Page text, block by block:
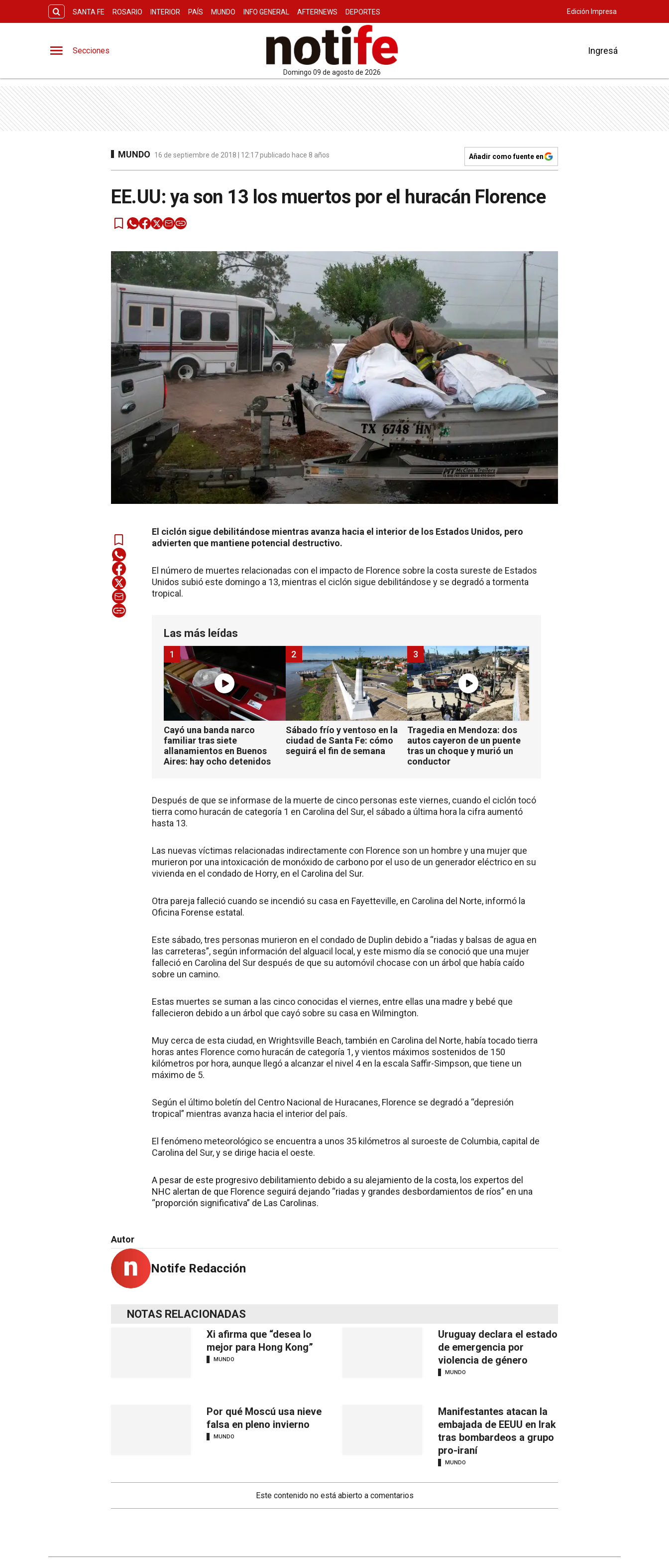
SANTA FE ROSARIO INTERIOR PAÍS MUNDO INFO GENERAL AFTERNEWS DEPORTES Edición Impresa
Secciones
domingo 09 de agosto de 2026
Ingresá
MUNDO 16 de septiembre de 2018 | 12:17 publicado hace 8 años Añadir como fuente en
EE.UU: ya son 13 los muertos por el huracán Florence
El ciclón sigue debilitándose mientras avanza hacia el interior de los Estados Unidos, pero
advierten que mantiene potencial destructivo.
El número de muertes relacionadas con el impacto de Florence sobre la costa sureste de Estados
Unidos subió este domingo a 13, mientras el ciclón sigue debilitándose y se degradó a tormenta
tropical.
Las más leídas
Cayó una banda narco
familiar tras siete
allanamientos en Buenos
Aires: hay ocho detenidos
1
Sábado frío y ventoso en la
ciudad de Santa Fe: cómo
seguirá el fin de semana
2
Tragedia en Mendoza: dos
autos cayeron de un puente
tras un choque y murió un
conductor
3
Después de que se informase de la muerte de cinco personas este viernes, cuando el ciclón tocó
tierra como huracán de categoría 1 en Carolina del Sur, el sábado a última hora la cifra aumentó
hasta 13.
Las nuevas víctimas relacionadas indirectamente con Florence son un hombre y una mujer que
murieron por una intoxicación de monóxido de carbono por el uso de un generador eléctrico en su
vivienda en el condado de Horry, en el Carolina del Sur.
Otra pareja falleció cuando se incendió su casa en Fayetteville, en Carolina del Norte, informó la
Oficina Forense estatal.
Este sábado, tres personas murieron en el condado de Duplin debido a “riadas y balsas de agua en
las carreteras”, según información del alguacil local, y este mismo día se conoció que una mujer
falleció en Carolina del Sur después de que su automóvil chocase con un árbol que había caído
sobre un camino.
Estas muertes se suman a las cinco conocidas el viernes, entre ellas una madre y bebé que
fallecieron debido a un árbol que cayó sobre su casa en Wilmington.
Muy cerca de esta ciudad, en Wrightsville Beach, también en Carolina del Norte, había tocado tierra
horas antes Florence como huracán de categoría 1, y vientos máximos sostenidos de 150
kilómetros por hora, aunque llegó a alcanzar el nivel 4 en la escala Saffir-Simpson, que tiene un
máximo de 5.
Según el último boletín del Centro Nacional de Huracanes, Florence se degradó a “depresión
tropical” mientras avanza hacia el interior del país.
El fenómeno meteorológico se encuentra a unos 35 kilómetros al suroeste de Columbia, capital de
Carolina del Sur, y se dirige hacia el oeste.
A pesar de este progresivo debilitamiento debido a su alejamiento de la costa, los expertos del
NHC alertan de que Florence seguirá dejando “riadas y grandes desbordamientos de ríos” en una
“proporción significativa” de Las Carolinas.
Autor
Notife Redacción
NOTAS RELACIONADAS
Xi afirma que “desea lo
mejor para Hong Kong”
MUNDO
Uruguay declara el estado
de emergencia por
violencia de género
MUNDO
Por qué Moscú usa nieve
falsa en pleno invierno
MUNDO
Manifestantes atacan la
embajada de EEUU en Irak
tras bombardeos a grupo
pro-iraní
MUNDO
Este contenido no está abierto a comentarios